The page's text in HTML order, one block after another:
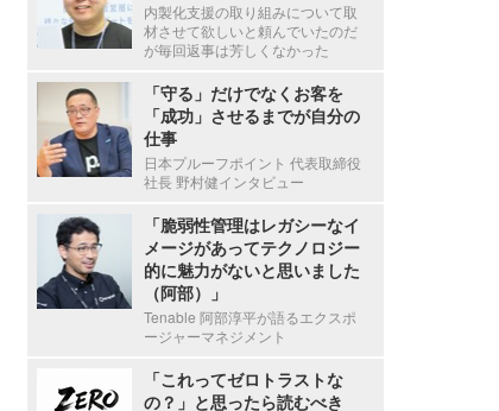
内製化支援の取り組みについて取
材させて欲しいと頼んでいたのだ
が毎回返事は芳しくなかった
「守る」だけでなくお客を
「成功」させるまでが自分の
仕事
日本プルーフポイント 代表取締役
社長 野村健インタビュー
「脆弱性管理はレガシーなイ
メージがあってテクノロジー
的に魅力がないと思いました
（阿部）」
Tenable 阿部淳平が語るエクスポ
ージャーマネジメント
「これってゼロトラストな
の？」と思ったら読むべき